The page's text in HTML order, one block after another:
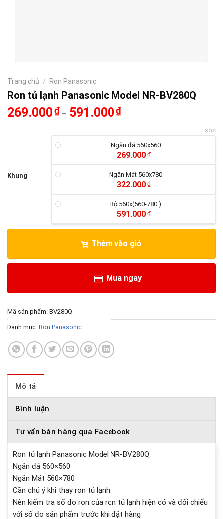
Trang chủ / Ron Panasonic
Ron tủ lạnh Panasonic Model NR-BV280Q
269.000₫ – 591.000₫
Khung
Ngăn đá 560x560
269.000 ₫
Ngăn Mát 560x780
322.000 ₫
Bộ 560x(560-780 )
591.000 ₫
XÓA
Thêm vào giỏ
Mua ngay
Mã sản phẩm: BV280Q
Danh mục: Ron Panasonic
Mô tả
Bình luận
Tư vấn bán hàng qua Facebook
Ron tủ lạnh Panasonic Model NR-BV280Q
Ngăn đá 560×560
Ngăn Mát 560×780
Cần chú ý khi thay ron tủ lạnh:
Nên kiểm tra số đo ron của ron tủ lạnh hiện có và đối chiếu
với số đo sản phẩm trước khi đặt hàng